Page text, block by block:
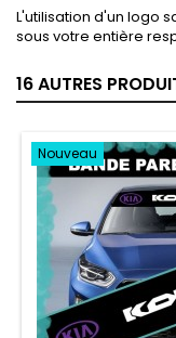
L'utilisation d'un logo
sous votre entière
16 AUTRES
Nouveau